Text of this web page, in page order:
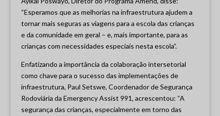
“Esperamos que as melhorias na infraestrutura ajudem a
tornar mais seguras as viagens para a escola das crianças
e da comunidade em geral – e, mais importante, para as
crianças com necessidades especiais nesta escola”.
Enfatizando a importância da colaboração intersetorial
como chave para o sucesso das implementações de
infraestrutura, Paul Setswe, Coordenador de Segurança
Rodoviária da Emergency Assist 991, acrescentou: “A
segurança das crianças, especialmente em torno das